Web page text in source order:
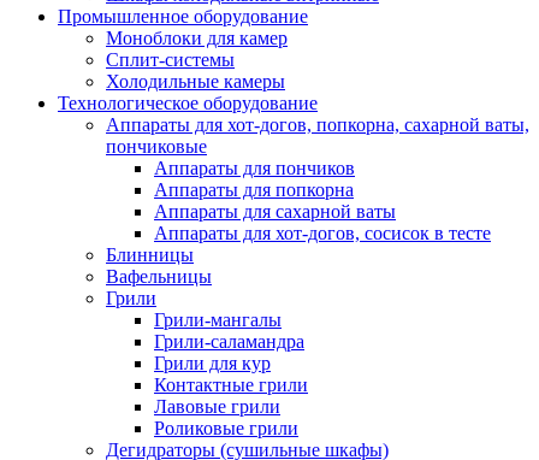
Промышленное оборудование
Моноблоки для камер
Сплит-системы
Холодильные камеры
Технологическое оборудование
Аппараты для хот-догов, попкорна, сахарной ваты,
пончиковые
Аппараты для пончиков
Аппараты для попкорна
Аппараты для сахарной ваты
Аппараты для хот-догов, сосисок в тесте
Блинницы
Вафельницы
Грили
Грили-мангалы
Грили-саламандра
Грили для кур
Контактные грили
Лавовые грили
Роликовые грили
Дегидраторы (сушильные шкафы)